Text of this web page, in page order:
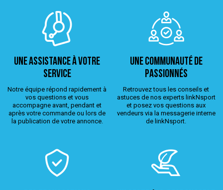
Une assistance à votre
service
Notre équipe répond rapidement à
vos questions et vous
accompagne avant, pendant et
après votre commande ou lors de
la publication de votre annonce.
Une Communauté de
passionnés
Retrouvez tous les conseils et
astuces de nos experts linkNsport
et posez vos questions aux
vendeurs via la messagerie interne
de linkNsport.